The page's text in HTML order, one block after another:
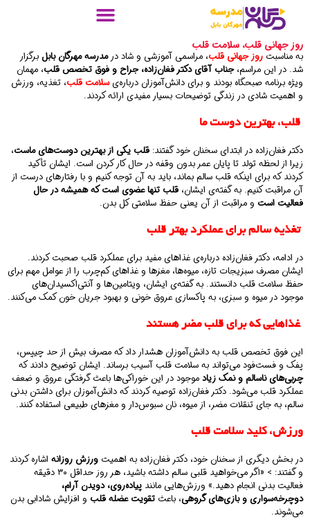
روز جهانی قلب، سلامت قلب
به مناسبت روز جهانی قلب، مراسمی آموزشی و شاد درمدرسه مهرگان بابلبرگزار
شد. در این مراسم،جناب آقای دکتر فغان‌زاده، جراح و فوق تخصص قلب، مهمان
ویژه برنامه صبحگاه بودند و برای دانش‌آموزان درباره‌یسلامت قلب، تغذیه، ورزش
و اهمیت شادی در زندگی توضیحات بسیار مفیدی ارائه کردند.
قلب، بهترین دوست ما
دکتر فغان‌زاده در ابتدای سخنان خود گفتند: قلب یکی از بهترین دوست‌های ماست،
زیرا از لحظه تولد تا پایان عمر بدون وقفه در حال کار کردن است. ایشان تأکید
کردند که برای اینکه قلب سالم بماند، باید به آن توجه کنیم و با رفتارهای درست از
آن مراقبت کنیم. به گفته‌ی ایشان، قلب تنها عضوی است که همیشه در حال
فعالیت است و مراقبت از آن یعنی حفظ سلامتی کل بدن.
تغذیه سالم برای عملکرد بهتر قلب
در ادامه، دکتر فغان‌زاده درباره‌ی غذاهای مفید برای عملکرد قلب صحبت کردند.
ایشان مصرف سبزیجات تازه، میوه‌ها، مغزها و غذاهای کم‌چرب را از عوامل مهم برای
حفظ سلامت قلب دانستند. به گفته‌ی ایشان، ویتامین‌ها و آنتی‌اکسیدان‌های
موجود در میوه و سبزی، به پاکسازی عروق خونی و بهبود جریان خون کمک می‌کنند.
غذاهایی که برای قلب مضر هستند
این فوق تخصص قلب به دانش‌آموزان هشدار داد که مصرف بیش از حد چیپس،
پفک و فست‌فود می‌تواند به سلامت قلب آسیب برساند. ایشان توضیح دادند که
چربی‌های ناسالم و نمک زیادموجود در این خوراکی‌ها باعث گرفتگی عروق و ضعف
عملکرد قلب می‌شود. دکتر فغان‌زاده توصیه کردند که دانش‌آموزان برای داشتن بدنی
سالم، به جای تنقلات مضر، از میوه، نان سبوس‌دار و مغزهای طبیعی استفاده کنند.
ورزش، کلید سلامت قلب
در بخش دیگری از سخنان خود، دکتر فغان‌زاده به اهمیت ورزش روزانه اشاره کردند
و گفتند: > «اگر می‌خواهید قلبی سالم داشته باشید، هر روز حداقل ۳۰ دقیقه
فعالیت بدنی انجام دهید.» ورزش‌هایی مانند پیاده‌روی، دویدن آرام،
دوچرخه‌سواری و بازی‌های گروهی، باعث تقویت عضله قلب و افزایش شادابی بدن
می‌شوند.